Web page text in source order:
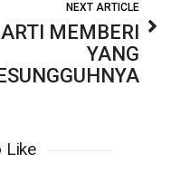
NEXT ARTICLE
ARTI MEMBERI
YANG
Like